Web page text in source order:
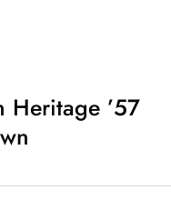
Heritage ’57